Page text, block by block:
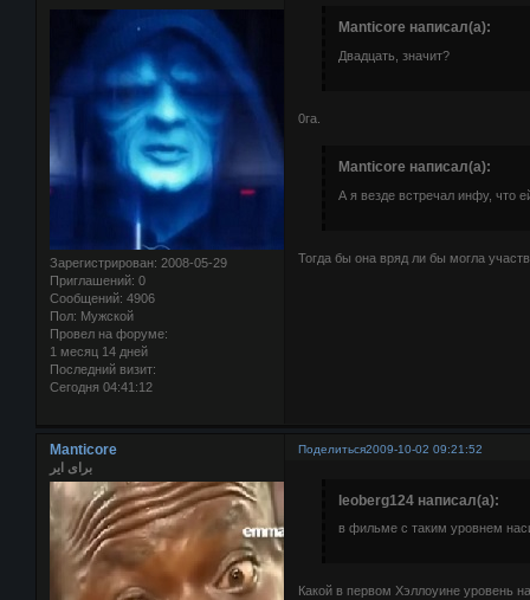
Зарегистрирован: 2008-05-29
Приглашений: 0
Сообщений: 4906
Пол: Мужской
Провел на форуме:
1 месяц 14 дней
Последний визит:
Сегодня 04:41:12
Manticore написал(а):
Двадцать, значит?
0га.
Manticore написал(а):
А я везде встречал инфу, что
Тогда бы она вряд ли бы могла
Поделиться2009-10-02 09:21:52
Manticore
برای ایر
leoberg124 написал(а):
в фильме с таким уровнем
Какой в первом Хэллоуине уровень